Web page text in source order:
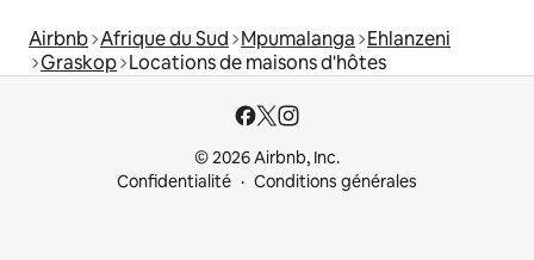
Airbnb Afrique du Sud Mpumalanga Ehlanzeni
Graskop Locations de maisons d'hôtes
© 2026 Airbnb, Inc.
Confidentialité
Conditions générales